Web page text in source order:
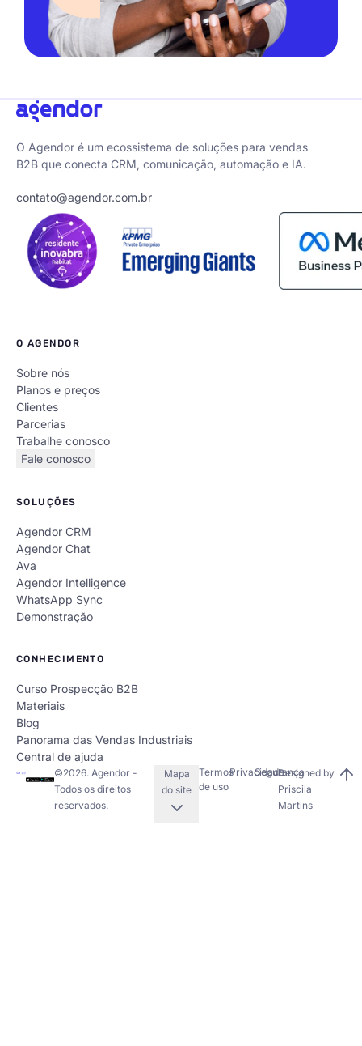
O Agendor é um ecossistema de soluções para vendas
B2B que conecta CRM, comunicação, automação e IA.
contato@agendor.com.br
O AGENDOR
Sobre nós
Planos e preços
Clientes
Parcerias
Trabalhe conosco
Fale conosco
SOLUÇÕES
Agendor CRM
Agendor Chat
Ava
Agendor Intelligence
WhatsApp Sync
Demonstração
CONHECIMENTO
Curso Prospecção B2B
Materiais
Blog
Panorama das Vendas Industriais
Central de ajuda
©2026. Agendor -
Todos os direitos
reservados.
Mapa
do site
Termos
de uso
Privacidade
Segurança
Designed by
Priscila
Martins